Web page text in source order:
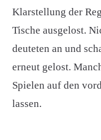
Klarstellung der
Tische ausgelost.
deuteten an und
erneut gelost.
Spielen auf den
lassen.